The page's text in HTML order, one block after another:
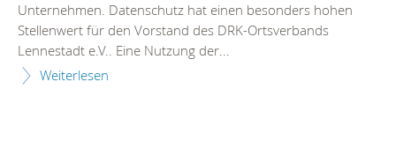
Unternehmen. Datenschutz hat einen besonders hohen
Stellenwert für den Vorstand des DRK-Ortsverbands
Lennestadt e.V.. Eine Nutzung der...
Weiterlesen